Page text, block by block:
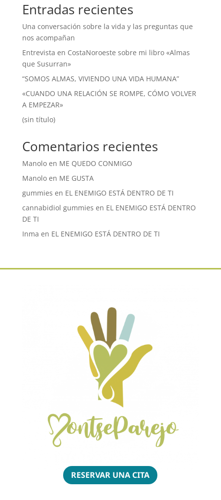
Entradas recientes
Una conversación sobre la vida y las preguntas que
nos acompañan
Entrevista en CostaNoroeste sobre mi libro «Almas
que Susurran»
“SOMOS ALMAS, VIVIENDO UNA VIDA HUMANA”
«CUANDO UNA RELACIÓN SE ROMPE, CÓMO VOLVER
A EMPEZAR»
(sin título)
Comentarios recientes
Manoloen ME QUEDO CONMIGO
Manoloen ME GUSTA
gummies en EL ENEMIGO ESTÁ DENTRO DE TI
cannabidiol gummies en EL ENEMIGO ESTÁ DENTRO
DE TI
Inma en EL ENEMIGO ESTÁ DENTRO DE TI
RESERVAR UNA CITA